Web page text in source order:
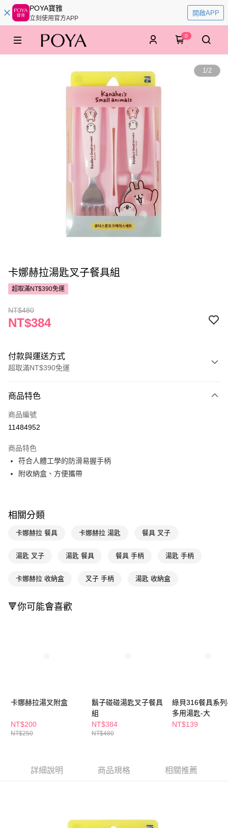
POYA寶雅
立刻使用官方APP
開啟APP
0
1/2
卡娜赫拉湯匙叉子餐具組
超取滿NT$390免運
NT$480
NT$384
付款與運送方式
超取滿NT$390免運
POYA支付
信用卡一次付款
LINE Pay
Apple Pay
悠遊付
Google Pay
AFTEE先享後付
【關於「AFTEE先享後付」】
１．簡單：不需註冊會員、不需綁卡、不需儲值。
２．便利：只要手機號碼，簡訊認證，即可結帳。
購買商品的店家。未經商家同意取消之訂單仍視為有效，需透過AFTEE先享
※ 交易是否成功請以「AFTEE先享後付 」之結帳頁面顯示為準，若有關於
是否繳費成功／繳費後需取消欲退款等相關疑問，請聯繫「AFTEE先享後付
１．透過由恩沛科技股份有限公司提供之「AFTEE先享後付」服務完成之交
「AFTEE先享後付」，若未經同意申辦者引起之損失，本公司不負相關責
即享券
運送方式
每筆NT$65，滿NT$490(含以上)免運費
付款後萊爾富取貨
每筆NT$65，滿NT$490(含以上)免運費
每筆NT$65，滿NT$490(含以上)免運費
商品特色
商品編號
11484952
商品特色
符合人體工學的防滑易握手柄
附收納盒、方便攜帶
相關分類
卡娜赫拉 餐具 卡娜赫拉 湯匙 餐具 叉子
湯匙 叉子 湯匙 餐具 餐具 手柄 湯匙 手柄
卡娜赫拉 收納盒 叉子 手柄 湯匙 收納盒
🔻你可能會喜歡
卡娜赫拉湯叉附盒
NT$200
NT$250
鬍子碰碰湯匙叉子餐具
組
NT$384
NT$480
綠貝316餐具系
多用湯匙-大
NT$139
詳細說明 商品規格 相關推薦